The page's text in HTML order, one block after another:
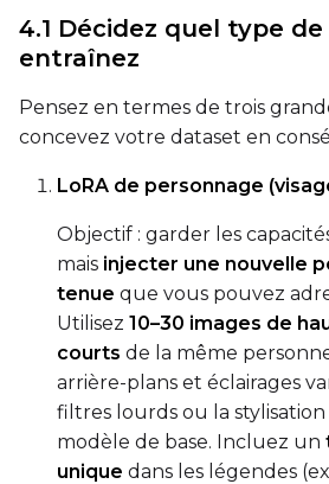
4.1 Décidez quel type de
entraînez
Pensez en termes de trois
concevez votre dataset en
LoRA de personnage
Objectif : garder les
mais injecter une nouvelle
tenue que vous pouvez
Utilisez 10–30 images de
courts de la même
arrière-plans et éclairages
filtres lourds ou la
modèle de base. Incluez un
unique dans les légendes